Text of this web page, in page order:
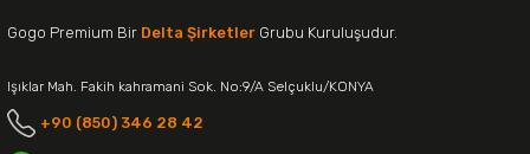
Gogo Premium Bir Delta Şirketler Grubu Kuruluşudur.
Işıklar Mah. Fakih kahramani Sok. No:9/A Selçuklu/KONYA
+90 (850) 346 28 42